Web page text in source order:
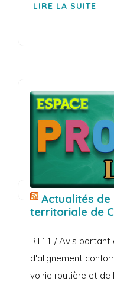
LIRE LA SUITE
Actualités
territoriale de
RT11 / Avis portant
d'alignement
voirie routière et de